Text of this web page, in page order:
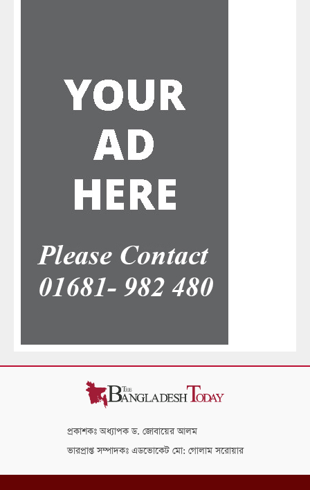
প্রকাশকঃ অধ্যাপক ড. জোবায়ের আলম
ভারপ্রাপ্ত সম্পাদকঃ এডভোকেট মো: গোলাম সরোয়ার